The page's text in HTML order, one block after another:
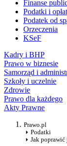
Finanse
Podatki i
Podatek od
Orzeczenia
KSeF
Kadry i BHP
Prawo w biznesie
Samorząd i
Szkoły i uczelnie
Zdrowie
Prawo dla każdego
Akty Prawne
Prawo.pl
Podatki
Jak poprawić